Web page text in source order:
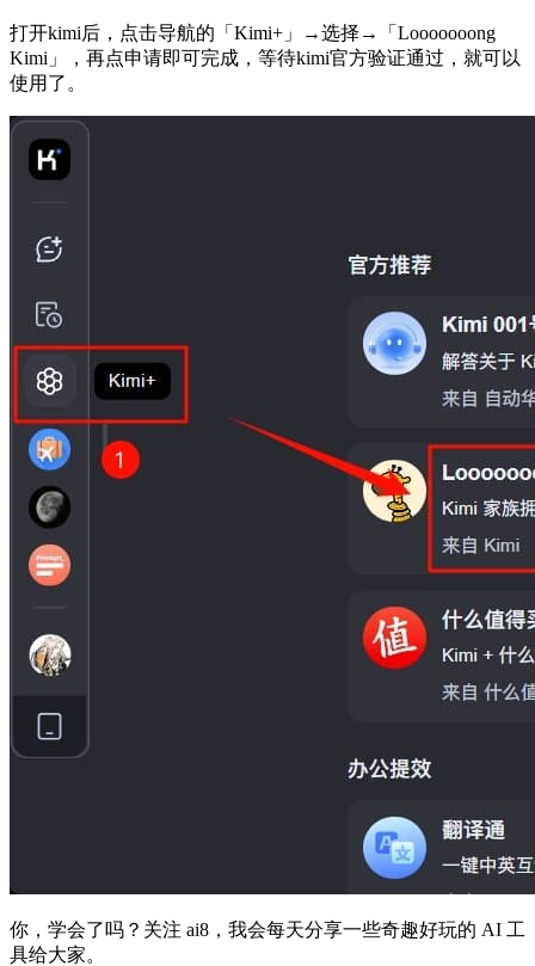
打开kimi后，点击导航的「Kimi+」→选择→「Looooooong
Kimi」，再点申请即可完成，等待kimi官方验证通过，就可以
使用了。
你，学会了吗？关注 ai8，我会每天分享一些奇趣好玩的 AI 工
具给大家。